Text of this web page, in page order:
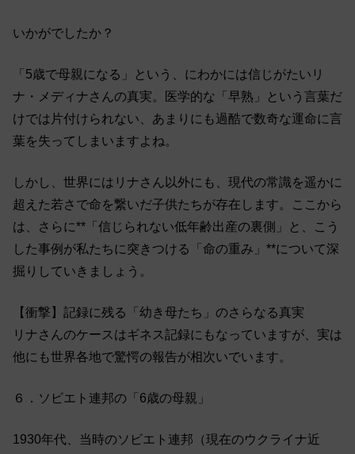
いかがでしたか？
「5歳で母親になる」という、にわかには信じがたいリ
ナ・メディナさんの真実。医学的な「早熟」という言葉だ
けでは片付けられない、あまりにも過酷で数奇な運命に言
葉を失ってしまいますよね。
しかし、世界にはリナさん以外にも、現代の常識を遥かに
超えた若さで命を繋いだ子供たちが存在します。ここから
は、さらに**「信じられない低年齢出産の裏側」と、こう
した事例が私たちに突きつける「命の重み」**について深
掘りしていきましょう。
【衝撃】記録に残る「幼き母たち」のさらなる真実
リナさんのケースはギネス記録にもなっていますが、実は
他にも世界各地で驚愕の報告が相次いでいます。
６．ソビエト連邦の「6歳の母親」
1930年代、当時のソビエト連邦（現在のウクライナ近